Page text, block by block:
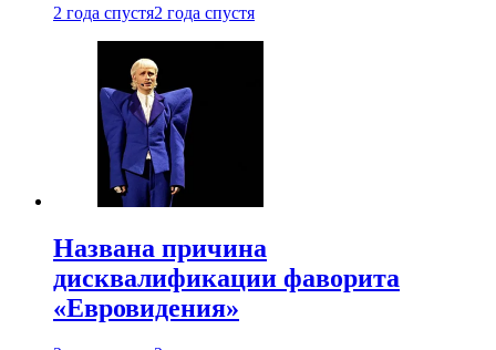
2 года спустя2 года спустя
Названа причина
дисквалификации фаворита
«Евровидения»